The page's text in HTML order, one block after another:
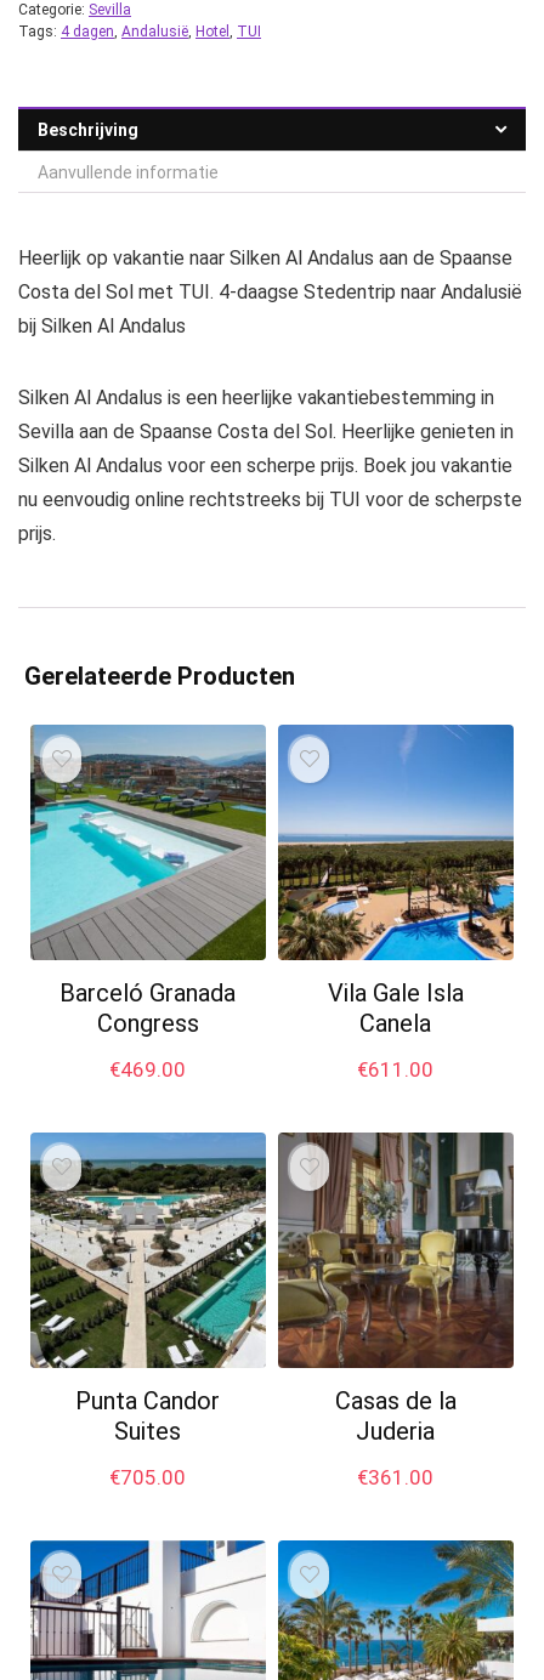
Categorie: Sevilla
Tags: 4 dagen, Andalusië, Hotel , TUI
Beschrijving
Aanvullende informatie
Heerlijk op vakantie naar Silken Al Andalus aan de Spaanse
Costa del Sol met TUI. 4-daagse Stedentrip naar Andalusië
bij Silken Al Andalus
Silken Al Andalus is een heerlijke vakantiebestemming in
Sevilla aan de Spaanse Costa del Sol. Heerlijke genieten in
Silken Al Andalus voor een scherpe prijs. Boek jou vakantie
nu eenvoudig online rechtstreeks bij TUI voor de scherpste
prijs.
Gerelateerde Producten
Barceló Granada
Congress
€469.00
Vila Gale Isla
Canela
€611.00
Punta Candor
Suites
€705.00
Casas de la
Juderia
€361.00